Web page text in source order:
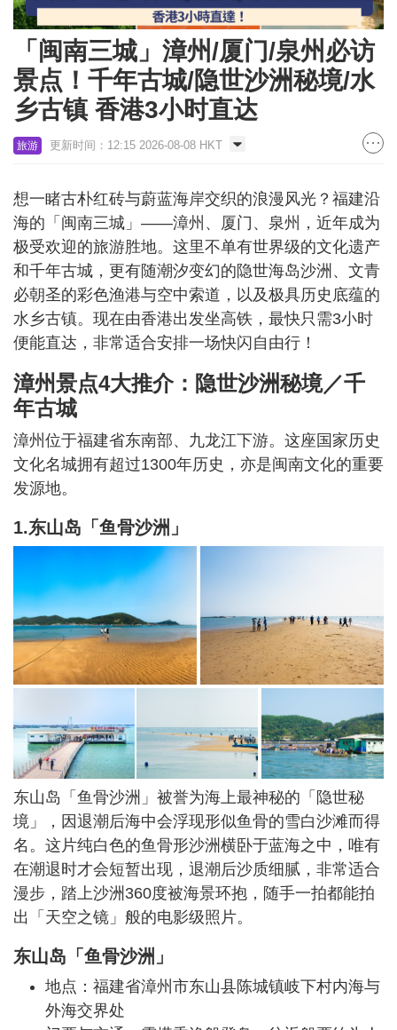
「闽南三城」漳州/厦门/泉州必访
景点！千年古城/隐世沙洲秘境/水
乡古镇 香港3小时直达
旅游 更新时间：12:15 2026-08-08 HKT
想一睹古朴红砖与蔚蓝海岸交织的浪漫风光？福建沿
海的「闽南三城」——漳州、厦门、泉州，近年成为
极受欢迎的旅游胜地。这里不单有世界级的文化遗产
和千年古城，更有随潮汐变幻的隐世海岛沙洲、文青
必朝圣的彩色渔港与空中索道，以及极具历史底蕴的
水乡古镇。现在由香港出发坐高铁，最快只需3小时
便能直达，非常适合安排一场快闪自由行！
漳州景点4大推介：隐世沙洲秘境／千
年古城
漳州位于福建省东南部、九龙江下游。这座国家历史
文化名城拥有超过1300年历史，亦是闽南文化的重要
发源地。
1.东山岛「鱼骨沙洲」
东山岛「鱼骨沙洲」被誉为海上最神秘的「隐世秘
境」，因退潮后海中会浮现形似鱼骨的雪白沙滩而得
名。这片纯白色的鱼骨形沙洲横卧于蓝海之中，唯有
在潮退时才会短暂出现，退潮后沙质细腻，非常适合
漫步，踏上沙洲360度被海景环抱，随手一拍都能拍
出「天空之镜」般的电影级照片。
东山岛「鱼骨沙洲」
地点：福建省漳州市东山县陈城镇岐下村内海与
外海交界处